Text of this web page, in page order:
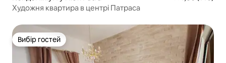
Художня квартира в центрі Патраса
Вибір гостей
Вибір гостей